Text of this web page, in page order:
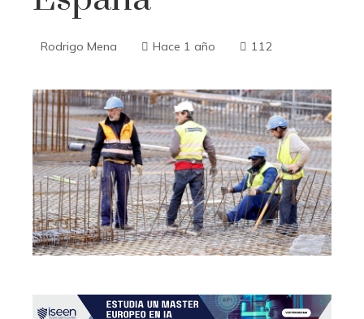
Rodrigo Mena Hace 1 año 112